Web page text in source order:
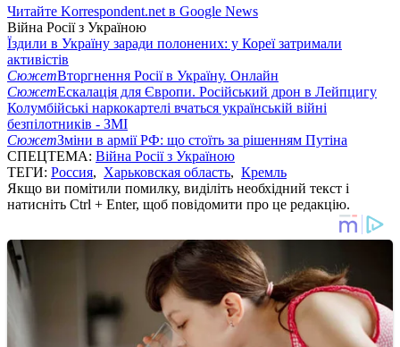
Читайте Korrespondent.net в Google News
Війна Росії з Україною
Їздили в Україну заради полонених: у Кореї затримали
активістів
СюжетВторгнення Росії в Україну. Онлайн
СюжетЕскалація для Європи. Російський дрон в Лейпцигу
Колумбійські наркокартелі вчаться українській війні
безпілотників - ЗМІ
СюжетЗміни в армії РФ: що стоїть за рішенням Путіна
СПЕЦТЕМА: Війна Росії з Україною
ТЕГИ: Россия, Харьковская область, Кремль
Якщо ви помітили помилку, виділіть необхідний текст і
натисніть Ctrl + Enter, щоб повідомити про це редакцію.